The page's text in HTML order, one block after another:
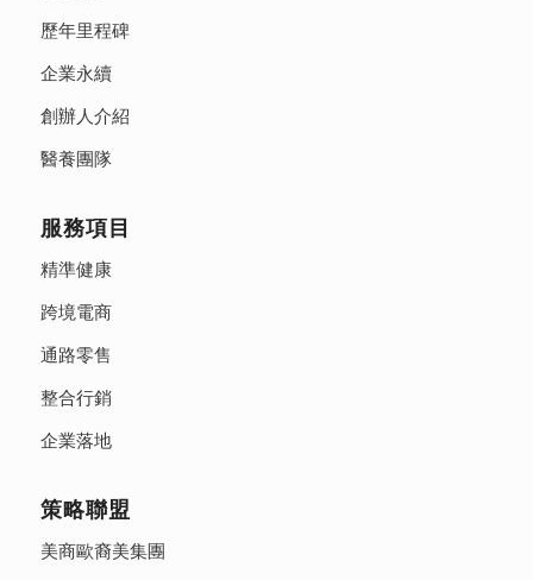
歷年里程碑
企業永續
創辦人介紹
醫養團隊
服務項目
精準健康
跨境電商
通路零售
整合行銷
企業落地
策略聯盟
美商歐裔美集團